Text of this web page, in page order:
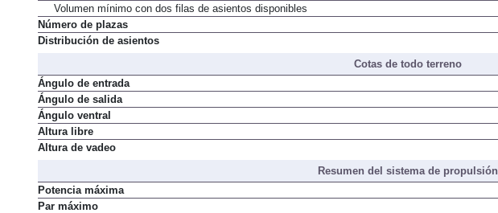
Volumen mínimo con dos filas de asientos disponibles
Número de plazas
Distribución de asientos
Cotas de todo terreno
Ángulo de entrada
Ángulo de salida
Ángulo ventral
Altura libre
Altura de vadeo
Resumen del sistema de propulsión
Potencia máxima
Par máximo